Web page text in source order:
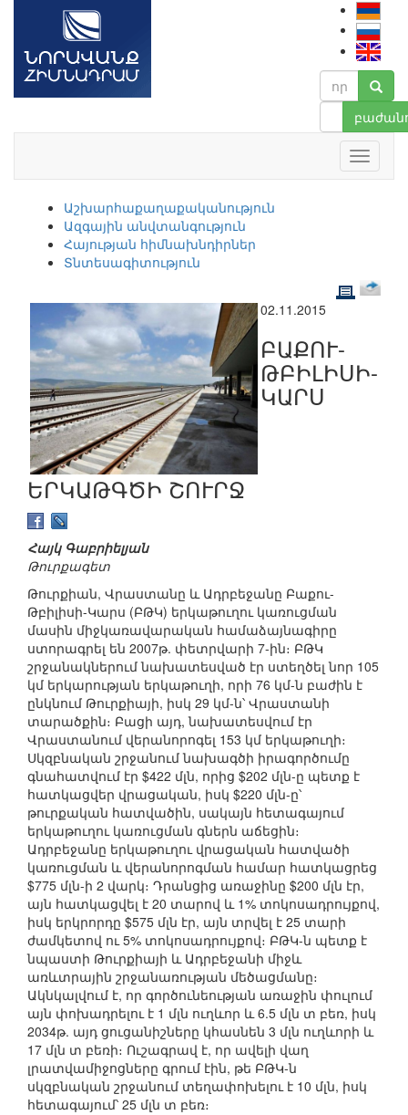
Աշխարհաքաղաքականություն
Ազգային անվտանգություն
Հայության հիմնախնդիրներ
Տնտեսագիտություն
02.11.2015
ԲԱՔՈՒ-
ԹԲԻԼԻՍԻ-
ԿԱՐՍ
ԵՐԿԱԹԳԾԻ ՇՈՒՐՋ
Հայկ Գաբրիելյան
Թուրքագետ
Թուրքիան, Վրաստանը և Ադրբեջանը Բաքու-
Թբիլիսի-Կարս (ԲԹԿ) երկաթուղու կառուցման
մասին միջկառավարական համաձայնագիրը
ստորագրել են 2007թ. փետրվարի 7-ին։ ԲԹԿ
շրջանակներում նախատեսված էր ստեղծել նոր 105
կմ երկարության երկաթուղի, որի 76 կմ-ն բաժին է
ընկնում Թուրքիայի, իսկ 29 կմ-ն՝ Վրաստանի
տարածքին։ Բացի այդ, նախատեսվում էր
Վրաստանում վերանորոգել 153 կմ երկաթուղի։
Սկզբնական շրջանում նախագծի իրագործումը
գնահատվում էր $422 մլն, որից $202 մլն-ը պետք է
հատկացվեր վրացական, իսկ $220 մլն-ը՝
թուրքական հատվածին, սակայն հետագայում
երկաթուղու կառուցման գներն աճեցին։
Ադրբեջանը երկաթուղու վրացական հատվածի
կառուցման և վերանորոգման համար հատկացրեց
$775 մլն-ի 2 վարկ։ Դրանցից առաջինը $200 մլն էր,
այն հատկացվել է 20 տարով և 1% տոկոսադրույքով,
իսկ երկրորդը $575 մլն էր, այն տրվել է 25 տարի
ժամկետով ու 5% տոկոսադրույքով։ ԲԹԿ-ն պետք է
նպաստի Թուրքիայի և Ադրբեջանի միջև
առևտրային շրջանառության մեծացմանը։
Ակնկալվում է, որ գործունեության առաջին փուլում
այն փոխադրելու է 1 մլն ուղևոր և 6.5 մլն տ բեռ, իսկ
2034թ. այդ ցուցանիշները կհասնեն 3 մլն ուղևորի և
17 մլն տ բեռի։ Ուշագրավ է, որ ավելի վաղ
լրատվամիջոցները գրում էին, թե ԲԹԿ-ն
սկզբնական շրջանում տեղափոխելու է 10 մլն, իսկ
հետագայում՝ 25 մլն տ բեռ։